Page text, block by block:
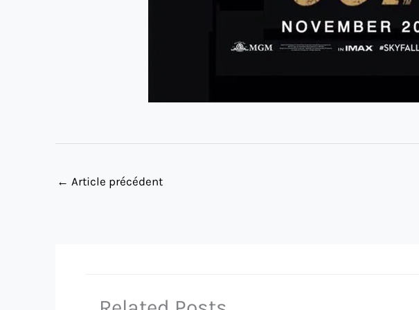
← Article précédent